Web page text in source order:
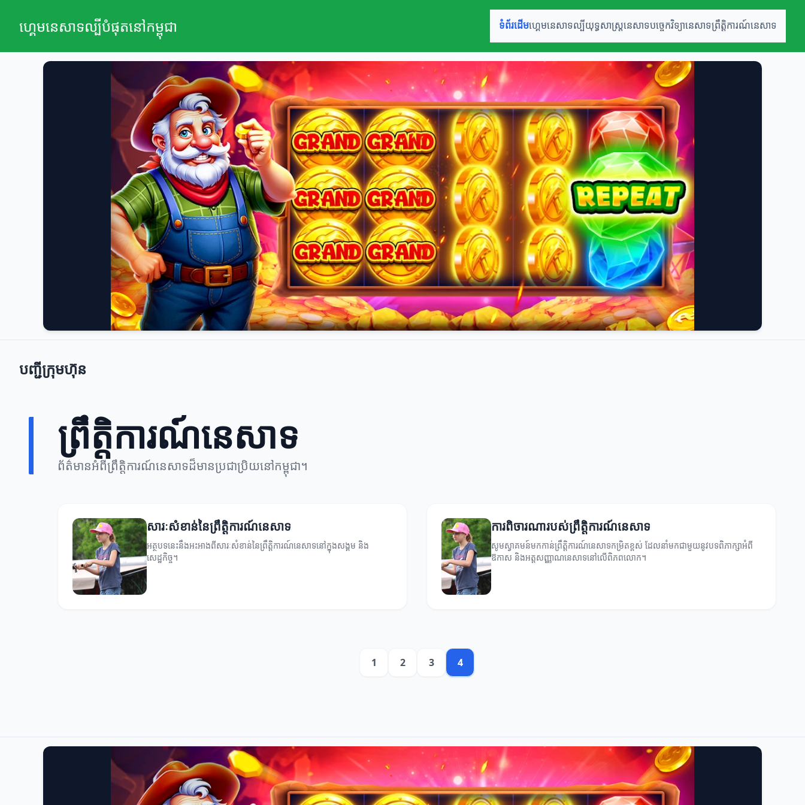
ហ្គេមនេសាទល្បីបំផុតនៅកម្ពុជា ទំព័រដើមហ្គេមនេសាទល្បីយុទ្ធសាស្ត្រនេសាទបច្ចេកវិទ្យានេសាទព្រឹត្តិការណ៍នេសាទ
បញ្ជីក្រុមហ៊ុន
ព្រឹត្តិការណ៍នេសាទ
ព័ត៌មានអំពីព្រឹត្តិការណ៍នេសាទដ៏មានប្រជាប្រិយនៅកម្ពុជា។
សារៈសំខាន់នៃព្រឹត្តិការណ៍នេសាទ
អត្ថបទនេះនឹងអះអាងពីសារៈសំខាន់នៃព្រឹត្តិការណ៍នេសាទនៅក្នុងសង្គម និង
សេដ្ឋកិច្ច។
ការពិចារណារបស់ព្រឹត្តិការណ៍នេសាទ
សូមស្វាគមន៍មកកាន់ព្រឹត្តិការណ៍នេសាទកម្រិតខ្ពស់ ដែលនាំមកជាមួយនូវបទពិភាក្សាអំពី
ឱកាស និងអត្តសញ្ញាណនេសាទនៅលើពិភពលោក។
1 2 3 4